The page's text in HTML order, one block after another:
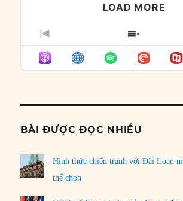
LOAD MORE
PREVIOUS
EPISODE
SHOW
LIST
BÀI ĐƯỢC ĐỌC NHIỀU
Hình thức chiến tranh với Đài Loan
thể chọn